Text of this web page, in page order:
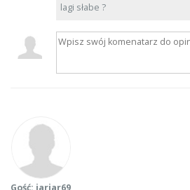
lagi słabe ?
Gość: jarjar69